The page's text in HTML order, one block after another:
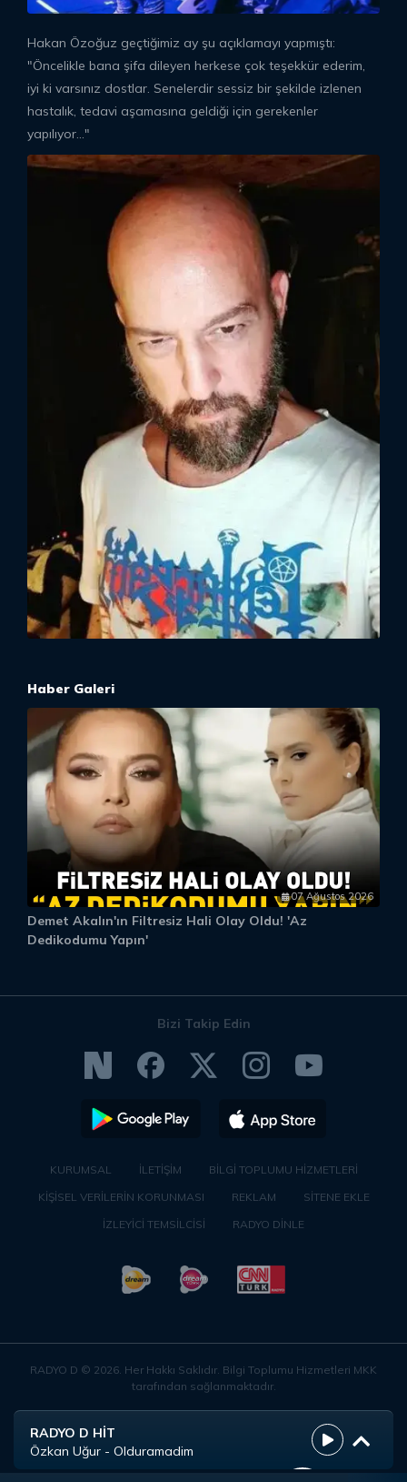
RADYO D HİT
Özkan Uğur - Olduramadim
Hakan Özoğuz geçtiğimiz ay şu açıklamayı yapmıştı:
"Öncelikle bana şifa dileyen herkese çok teşekkür ederim,
iyi ki varsınız dostlar. Senelerdir sessiz bir şekilde izlenen
hastalık, tedavi aşamasına geldiği için gerekenler
yapılıyor..."
Haber Galeri
07 Ağustos 2026
Demet Akalın'ın Filtresiz Hali Olay Oldu! 'Az
Dedikodumu Yapın'
Bizi Takip Edin
KURUMSAL İLETİŞİM
BİLGİ TOPLUMU HİZMETLERİ
KİŞİSEL VERİLERİN KORUNMASI
REKLAM
SİTENE EKLE
İZLEYİCİ TEMSİLCİSİ
RADYO DİNLE
RADYO D © 2026 . Her Hakkı Saklıdır. Bilgi Toplumu Hizmetleri MKK
tarafından sağlanmaktadır.